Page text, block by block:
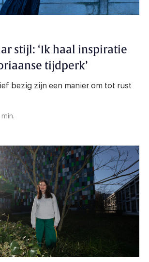
stijl: ‘Ik haal inspiratie
tijdperk’
bezig zijn een manier om tot rust